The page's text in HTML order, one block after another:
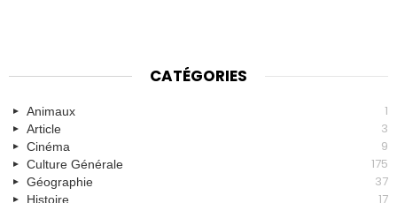
CATÉGORIES
Animaux 1
Article 3
Cinéma 9
Culture Générale 175
Géographie 37
Histoire 17